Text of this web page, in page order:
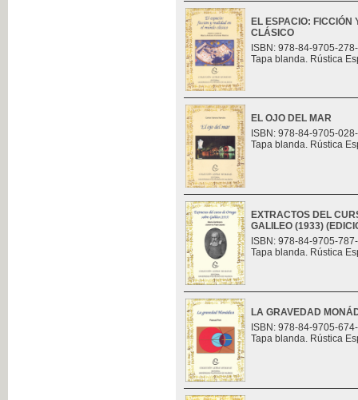
EL ESPACIO:
CLÁSICO
ISBN: 978-84-9705-
Tapa blanda. Rústica
EL OJO DEL MAR
ISBN: 978-84-9705-
Tapa blanda. Rústica
EXTRACTOS DEL
GALILEO (1933)
ISBN: 978-84-9705-
Tapa blanda. Rústica
LA GRAVEDAD
ISBN: 978-84-9705-
Tapa blanda. Rústica